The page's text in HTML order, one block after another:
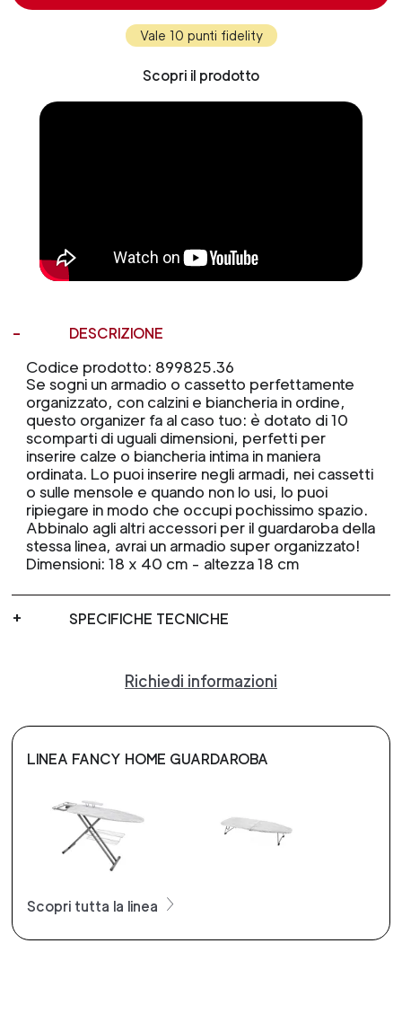
Vale 10 punti fidelity
Scopri il prodotto
DESCRIZIONE
Codice prodotto: 899825.36
Se sogni un armadio o cassetto perfettamente
organizzato, con calzini e biancheria in ordine,
questo organizer fa al caso tuo: è dotato di 10
scomparti di uguali dimensioni, perfetti per
inserire calze o biancheria intima in maniera
ordinata. Lo puoi inserire negli armadi, nei cassetti
o sulle mensole e quando non lo usi, lo puoi
ripiegare in modo che occupi pochissimo spazio.
Abbinalo agli altri accessori per il guardaroba della
stessa linea, avrai un armadio super organizzato!
Dimensioni: 18 x 40 cm - altezza 18 cm
SPECIFICHE TECNICHE
Richiedi informazioni
LINEA FANCY HOME GUARDAROBA
Scopri tutta la linea